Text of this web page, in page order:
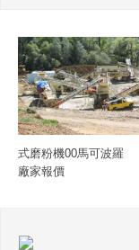
式磨粉機00馬可波羅
廠家報價